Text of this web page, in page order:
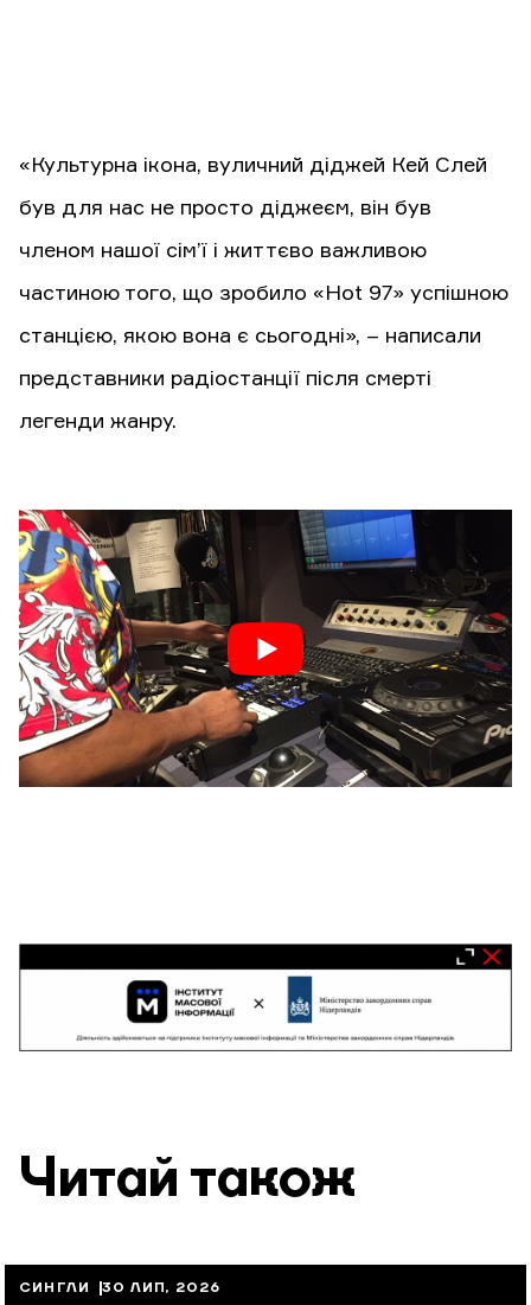
«Культурна ікона, вуличний діджей Кей Слей
був для нас не просто діджеєм, він був
членом нашої сім’ї і життєво важливою
частиною того, що зробило «Hot 97» успішною
станцією, якою вона є сьогодні», – написали
представники радіостанції після смерті
легенди жанру.
Читай також
СИНГЛИ 30 ЛИП, 2026